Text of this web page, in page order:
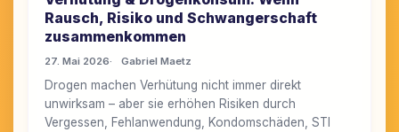
Rausch, Risiko und Schwangerschaft
zusammenkommen
27. Mai 2026 Gabriel Maetz
Drogen machen Verhütung nicht immer direkt
unwirksam – aber sie erhöhen Risiken durch
Vergessen, Fehlanwendung, Kondomschäden, STI